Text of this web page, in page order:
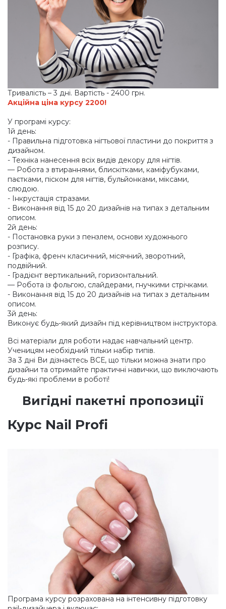
Тривалість – 3 дні. Вартість - 2400 грн.
Акційна ціна курсу 2200!
У програмі курсу:
1й день:
- Правильна підготовка нігтьової пластини до покриття з
дизайном.
- Техніка нанесення всіх видів декору для нігтів.
— Робота з втираннями, блискітками, каміфубуками,
паєтками, піском для нігтів, бульйонками, міксами,
слюдою.
- Інкрустація стразами.
- Виконання від 15 до 20 дизайнів на типах з детальним
описом.
2й день:
- Постановка руки з пензлем, основи художнього
розпису.
- Графіка, френч класичний, місячний, зворотний,
подвійний.
- Градієнт вертикальний, горизонтальний.
— Робота із фольгою, слайдерами, гнучкими стрічками.
- Виконання від 15 до 20 дизайнів на типах з детальним
описом.
3й день:
Виконує будь-який дизайн під керівництвом інструктора.
Всі матеріали для роботи надає навчальний центр.
Ученицям необхідний тільки набір типів.
За 3 дні Ви дізнаєтесь ВСЕ, що тільки можна знати про
дизайни та отримайте практичні навички, що виключають
будь-які проблеми в роботі!
Вигідні пакетні пропозиції
Курс Nail Profi
Програма курсу розрахована на інтенсивну підготовку